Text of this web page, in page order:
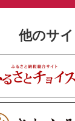
掻き流し樋
】KY-21牡丹
】MY-60蝶（
キ】真鍮無地
他のサ